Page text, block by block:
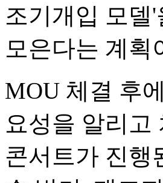
조기개입 모델
모은다는 계획
MOU 체결 후
요성을 알리고
콘서트가 진행